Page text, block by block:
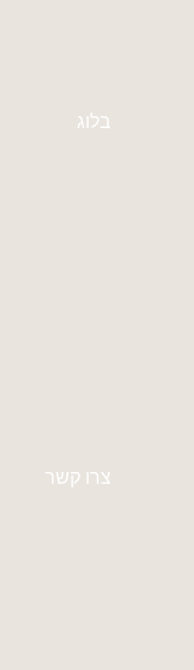
בלוג
צרו קשר